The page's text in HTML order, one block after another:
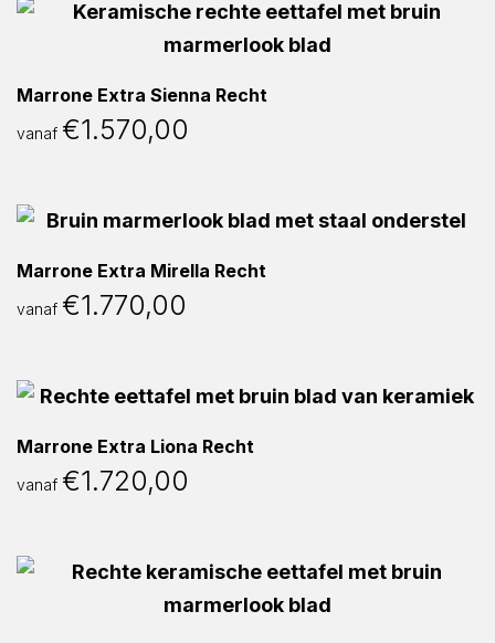
Marrone Extra Sienna Recht
vanaf €1.570,00
Marrone Extra Mirella Recht
vanaf €1.770,00
Marrone Extra Liona Recht
vanaf €1.720,00